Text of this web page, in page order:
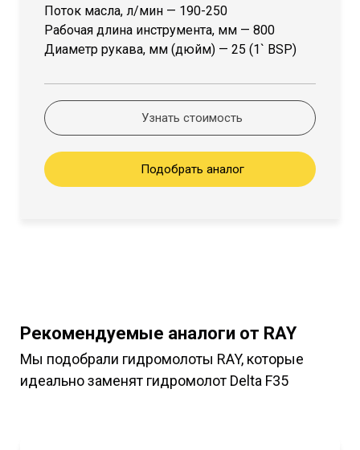
Поток масла, л/мин — 190-250
Рабочая длина инструмента, мм — 800
Диаметр рукава, мм (дюйм) — 25 (1` BSP)
Узнать стоимость
Подобрать аналог
Рекомендуемые аналоги от RAY
Мы подобрали гидромолоты RAY, которые
идеально заменят гидромолот Delta F35